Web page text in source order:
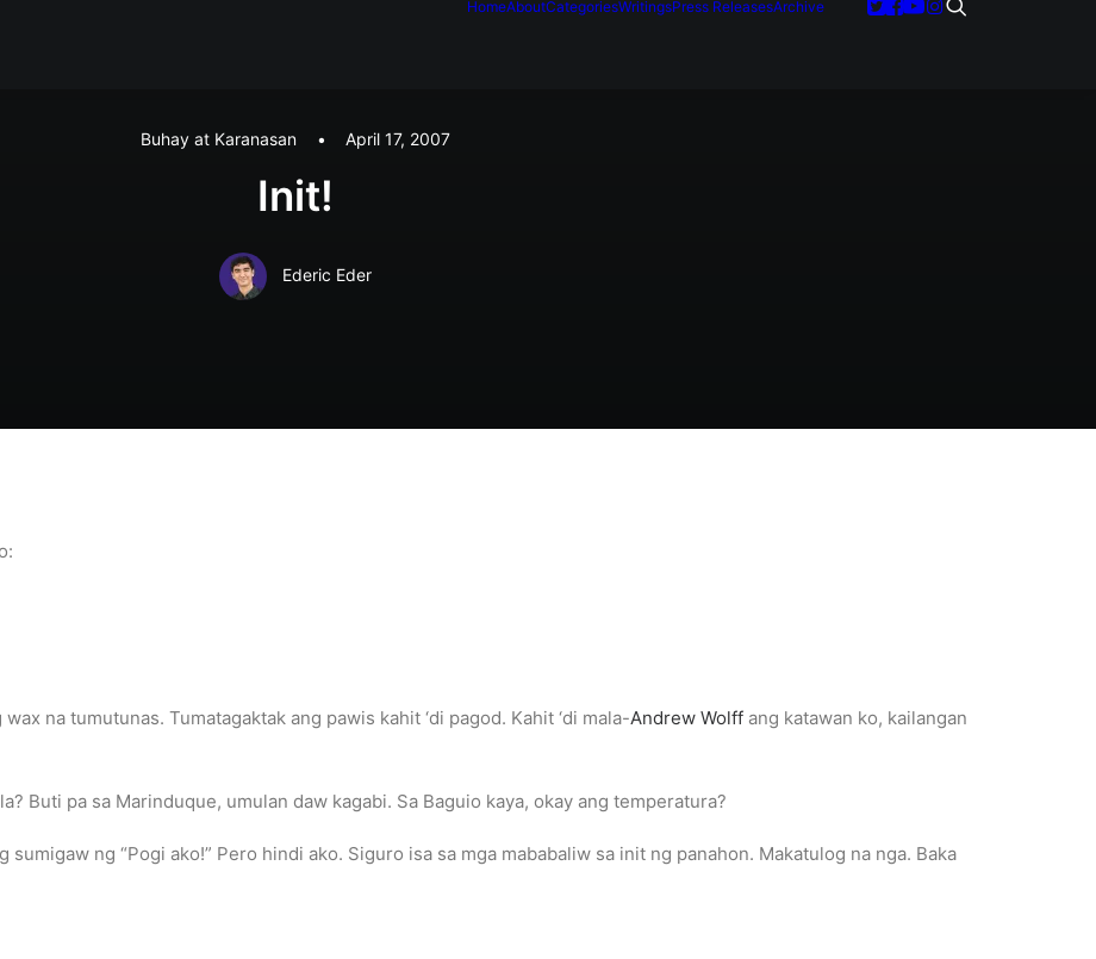
HomeAboutCategoriesWritingsPress ReleasesArchive
Buhay at Karanasan • April 17, 2007
Init!
Ederic Eder
na tumutunas. Tumatagaktak ang pawis kahit ‘di pagod. Kahit ‘di mala-Andrew Wolff ang katawan ko, kailangan
Buti pa sa Marinduque, umulan daw kagabi. Sa Baguio kaya, okay ang temperatura?
ng “Pogi ako!” Pero hindi ako. Siguro isa sa mga mababaliw sa init ng panahon. Makatulog na nga. Baka